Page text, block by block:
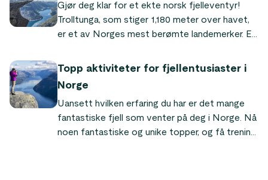
Gjør deg klar for et ekte norsk fjelleventyr!
Trolltunga, som stiger 1,180 meter over havet,
er et av Norges mest berømte landemerker. En
vennlig) opplevelse.
Topp aktiviteter for fjellentusiaster i
Norge
Uansett hvilken erfaring du har er det mange
fantastiske fjell som venter på deg i Norge. Nå
noen fantastiske og unike topper, og få trening